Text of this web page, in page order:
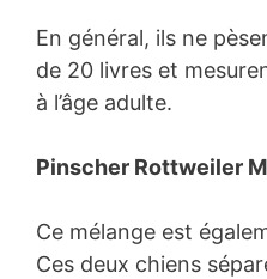
En général, ils ne
de 20 livres et
à l’âge adulte.
Pinscher Rottweiler
Ce mélange est
Ces deux chiens